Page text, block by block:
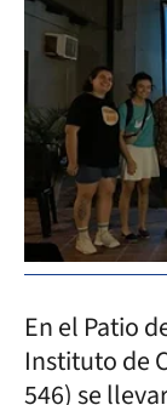
En el Patio
Instituto de
546) se